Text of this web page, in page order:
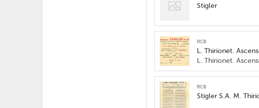
Stigler
RCB
L. Thirionet.
L. Thirionet.
RCB